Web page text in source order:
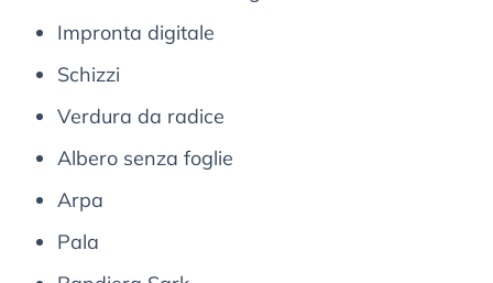
Impronta digitale
Schizzi
Verdura da radice
Albero senza foglie
Arpa
Pala